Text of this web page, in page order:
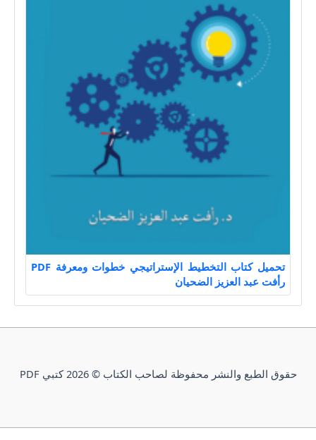
تحميل كتاب التخطيط الإستراتيجي خطوات ومعرفة PDF
رأفت عبد العزيز الضحيان
حقوق الطبع والنشر محفوظة لصاحب الكتاب © 2026 كتبي PDF